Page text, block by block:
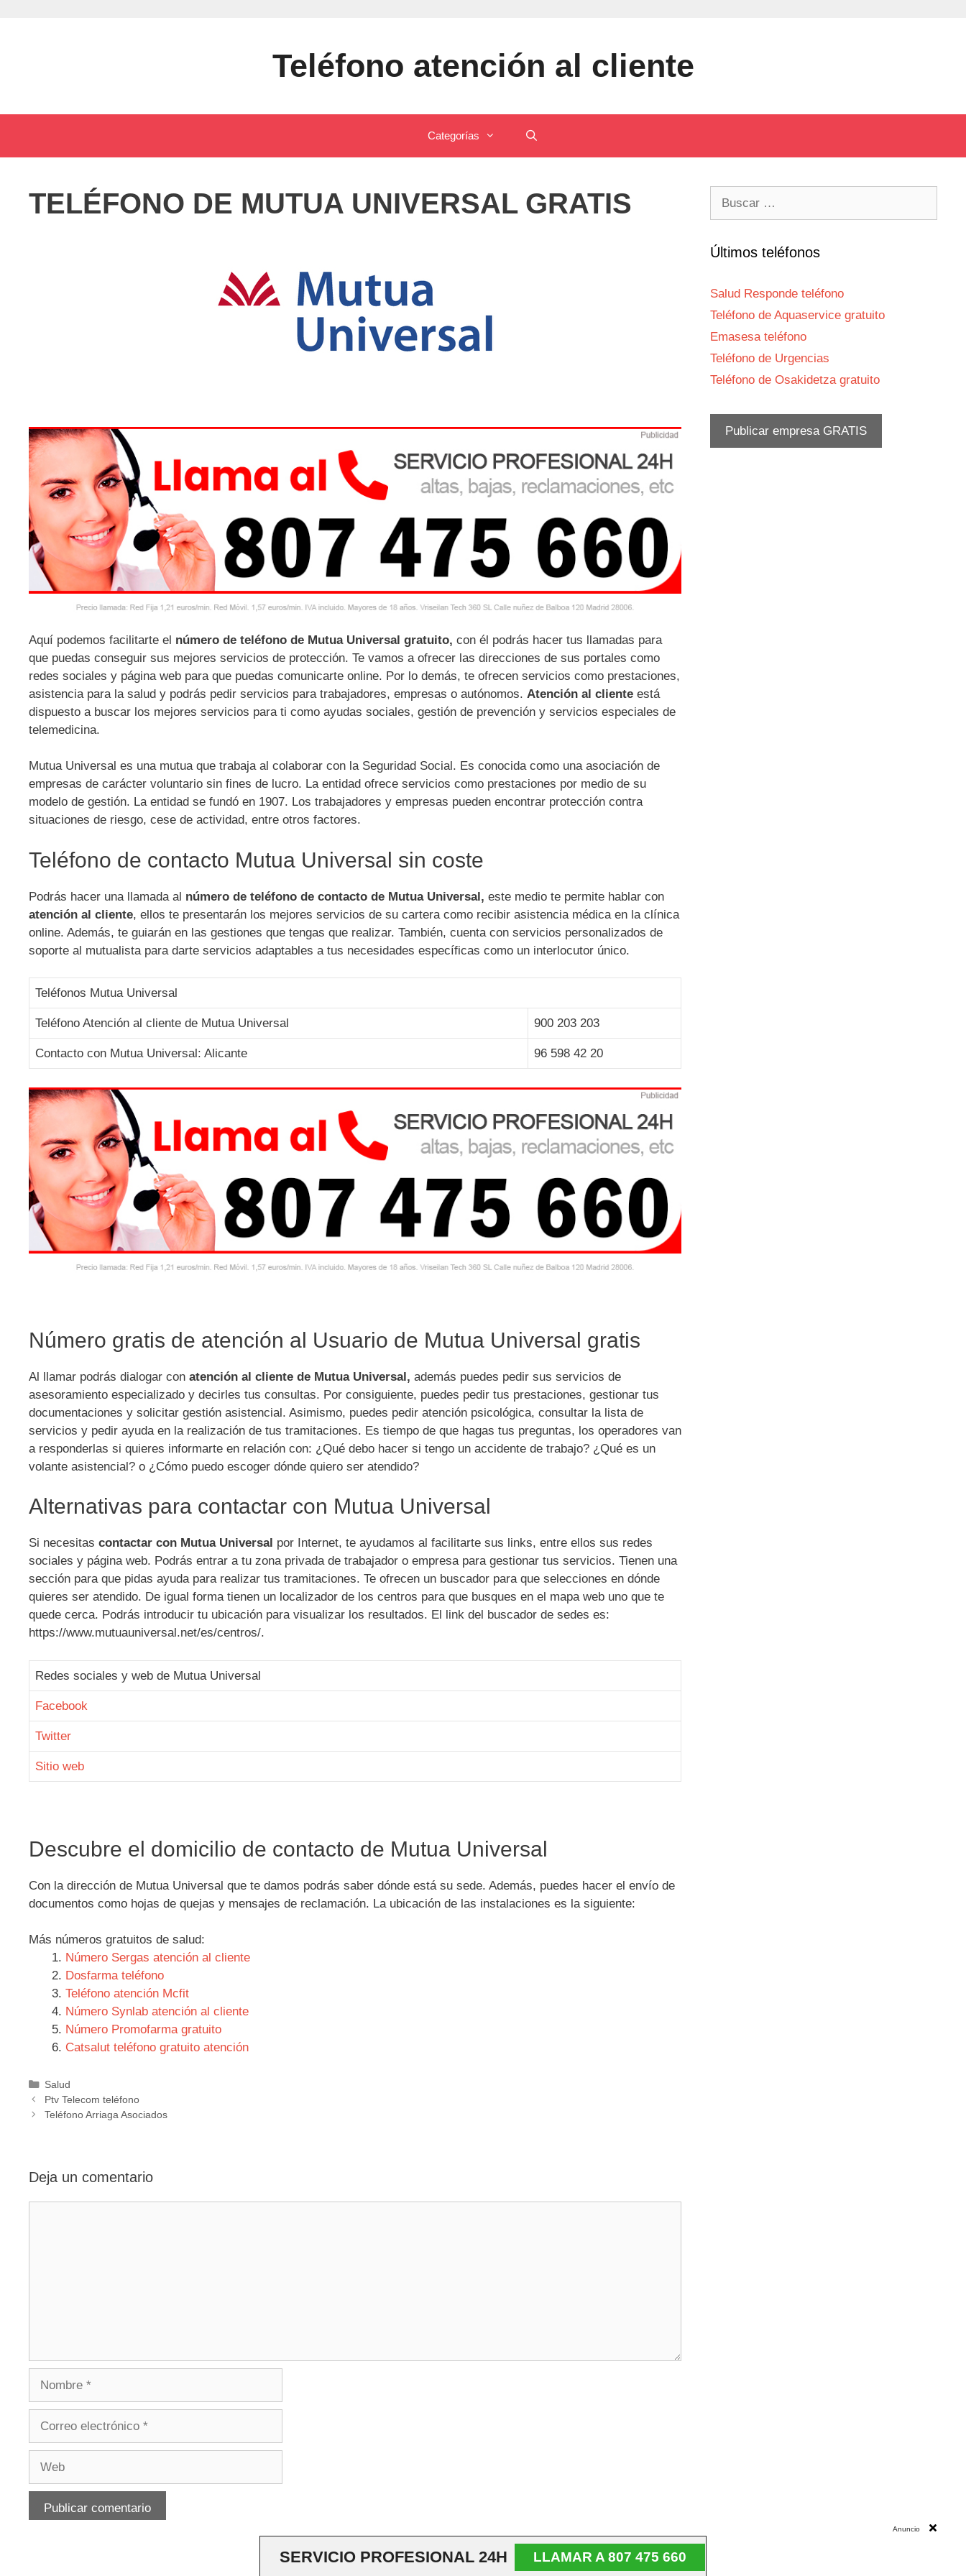
Teléfono atención al cliente
Categorías
TELÉFONO DE MUTUA UNIVERSAL GRATIS
Aquí podemos facilitarte el número de teléfono de Mutua Universal gratuito, con él podrás hacer tus llamadas para
que puedas conseguir sus mejores servicios de protección. Te vamos a ofrecer las direcciones de sus portales como
redes sociales y página web para que puedas comunicarte online. Por lo demás, te ofrecen servicios como prestaciones,
asistencia para la salud y podrás pedir servicios para trabajadores, empresas o autónomos. Atención al cliente está
dispuesto a buscar los mejores servicios para ti como ayudas sociales, gestión de prevención y servicios especiales de
telemedicina.
Mutua Universal es una mutua que trabaja al colaborar con la Seguridad Social. Es conocida como una asociación de
empresas de carácter voluntario sin fines de lucro. La entidad ofrece servicios como prestaciones por medio de su
modelo de gestión. La entidad se fundó en 1907. Los trabajadores y empresas pueden encontrar protección contra
situaciones de riesgo, cese de actividad, entre otros factores.
Teléfono de contacto Mutua Universal sin coste
Podrás hacer una llamada al número de teléfono de contacto de Mutua Universal, este medio te permite hablar con
atención al cliente, ellos te presentarán los mejores servicios de su cartera como recibir asistencia médica en la clínica
online. Además, te guiarán en las gestiones que tengas que realizar. También, cuenta con servicios personalizados de
soporte al mutualista para darte servicios adaptables a tus necesidades específicas como un interlocutor único.
Teléfonos Mutua Universal
Teléfono Atención al cliente de Mutua Universal 900 203 203
Contacto con Mutua Universal: Alicante 96 598 42 20
Número gratis de atención al Usuario de Mutua Universal gratis
Al llamar podrás dialogar con atención al cliente de Mutua Universal, además puedes pedir sus servicios de
asesoramiento especializado y decirles tus consultas. Por consiguiente, puedes pedir tus prestaciones, gestionar tus
documentaciones y solicitar gestión asistencial. Asimismo, puedes pedir atención psicológica, consultar la lista de
servicios y pedir ayuda en la realización de tus tramitaciones. Es tiempo de que hagas tus preguntas, los operadores van
a responderlas si quieres informarte en relación con: ¿Qué debo hacer si tengo un accidente de trabajo? ¿Qué es un
volante asistencial? o ¿Cómo puedo escoger dónde quiero ser atendido?
Alternativas para contactar con Mutua Universal
Si necesitas contactar con Mutua Universal por Internet, te ayudamos al facilitarte sus links, entre ellos sus redes
sociales y página web. Podrás entrar a tu zona privada de trabajador o empresa para gestionar tus servicios. Tienen una
sección para que pidas ayuda para realizar tus tramitaciones. Te ofrecen un buscador para que selecciones en dónde
quieres ser atendido. De igual forma tienen un localizador de los centros para que busques en el mapa web uno que te
quede cerca. Podrás introducir tu ubicación para visualizar los resultados. El link del buscador de sedes es:
https://www.mutuauniversal.net/es/centros/.
Redes sociales y web de Mutua Universal
Facebook
Twitter
Sitio web
Descubre el domicilio de contacto de Mutua Universal
Con la dirección de Mutua Universal que te damos podrás saber dónde está su sede. Además, puedes hacer el envío de
documentos como hojas de quejas y mensajes de reclamación. La ubicación de las instalaciones es la siguiente:
Más números gratuitos de salud:
Número Sergas atención al cliente
Dosfarma teléfono
Teléfono atención Mcfit
Número Synlab atención al cliente
Número Promofarma gratuito
Catsalut teléfono gratuito atención
Categorías
Salud
Navegación
de
Ptv Telecom teléfono
Teléfono Arriaga Asociados
Deja un comentario
Últimos teléfonos
Salud Responde teléfono
Teléfono de Aquaservice gratuito
Emasesa teléfono
Teléfono de Urgencias
Teléfono de Osakidetza gratuito
Publicar empresa GRATIS
Anuncio
SERVICIO PROFESIONAL 24H LLAMAR A 807 475 660